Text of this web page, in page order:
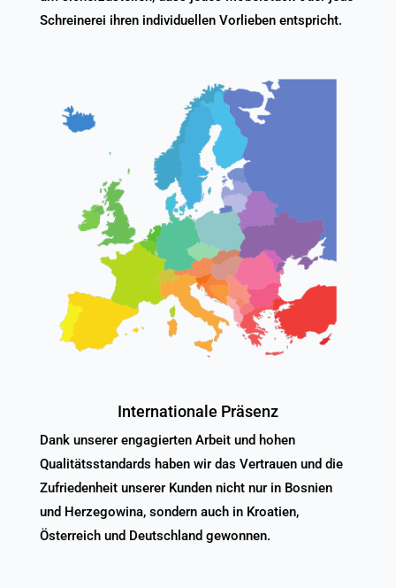
Schreinerei ihren individuellen Vorlieben entspricht.
Internationale Präsenz
Dank unserer engagierten Arbeit und hohen
Qualitätsstandards haben wir das Vertrauen und die
Zufriedenheit unserer Kunden nicht nur in Bosnien
und Herzegowina, sondern auch in Kroatien,
Österreich und Deutschland gewonnen.